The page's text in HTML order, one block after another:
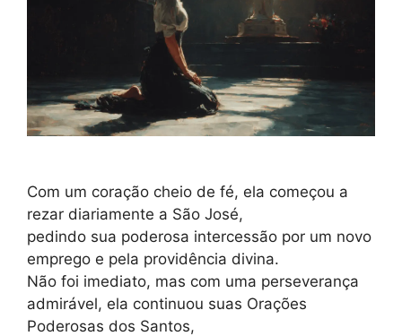
Com um coração cheio de fé, ela começou a
rezar diariamente a São José,
pedindo sua poderosa intercessão por um novo
emprego e pela providência divina.
Não foi imediato, mas com uma perseverança
admirável, ela continuou suas Orações
Poderosas dos Santos,